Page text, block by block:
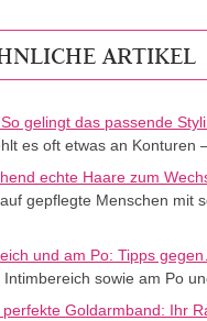
ARTIKEL
gelingt das passende
es oft etwas an Konturen
echte Haare zum
gepflegte Menschen mit
und am Po: Tipps
Intimbereich sowie am Po
Goldarmband: Ihr